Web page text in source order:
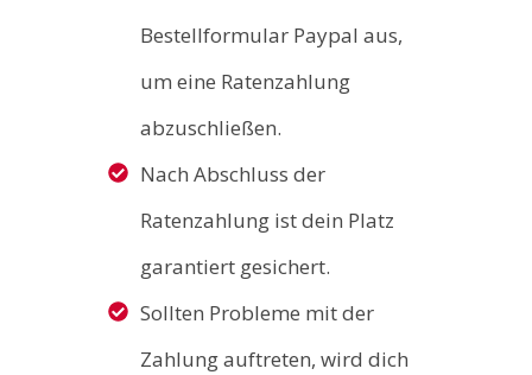
Bestellformular Paypal aus,
um eine Ratenzahlung
abzuschließen.
Nach Abschluss der
Ratenzahlung ist dein Platz
garantiert gesichert.
Sollten Probleme mit der
Zahlung auftreten, wird dich